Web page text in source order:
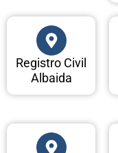
Registro Civil
Albaida